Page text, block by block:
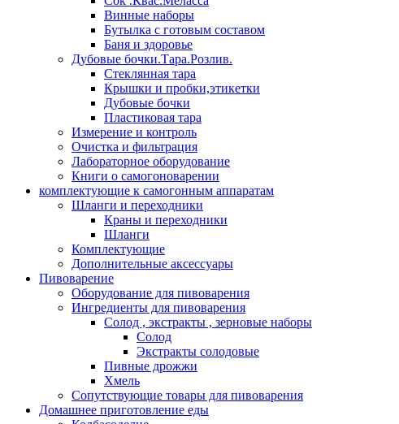
Винные наборы
Бутылка с готовым составом
Баня и здоровье
Дубовые бочки.Тара.Розлив.
Стеклянная тара
Крышки и пробки,этикетки
Дубовые бочки
Пластиковая тара
Измерение и контроль
Очистка и фильтрация
Лабораторное оборудование
Книги о самогоноварении
комплектующие к самогонным аппаратам
Шланги и переходники
Краны и переходники
Шланги
Комплектующие
Дополнительные аксессуары
Пивоварение
Оборудование для пивоварения
Ингредиенты для пивоварения
Солод , экстракты , зерновые наборы
Солод
Экстракты солодовые
Пивные дрожжи
Хмель
Сопутствующие товары для пивоварения
Домашнее приготовление еды